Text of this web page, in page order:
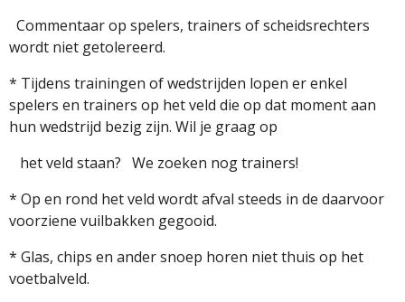
Commentaar op spelers, trainers of scheidsrechters
wordt niet getolereerd.
* Tijdens trainingen of wedstrijden lopen er enkel
spelers en trainers op het veld die op dat moment aan
hun wedstrijd bezig zijn. Wil je graag op
het veld staan? We zoeken nog trainers!
* Op en rond het veld wordt afval steeds in de daarvoor
voorziene vuilbakken gegooid.
* Glas, chips en ander snoep horen niet thuis op het
voetbalveld.